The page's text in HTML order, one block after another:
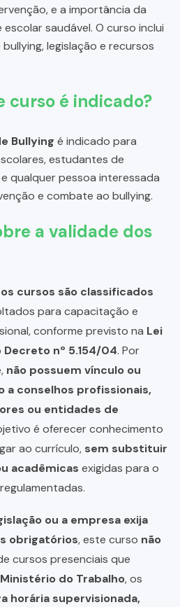
e a importância da
saudável. O curso inclui
legislação e recursos
curso é indicado?
Bullying é indicado para
estudantes de
qualquer pessoa interessada
e combate ao bullying.
a validade dos
cursos são classificados
para capacitação e
conforme previsto na Lei
Decreto nº 5.154/04. Por
não possuem vínculo ou
conselhos profissionais,
ou entidades de
é oferecer conhecimento
ao currículo, sem substituir
acadêmicas exigidas para o
ou a empresa exija
obrigatórios, este curso não
cursos presenciais que
Ministério do Trabalho, os
horária supervisionada,